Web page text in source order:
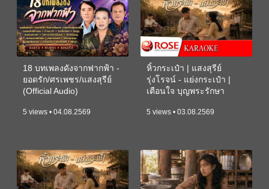
18 บทเพลงดังจากฟากฟ้า -
ยอดรัก/ศรเพชร/แสงสุรีย์
(Official Audio)
5 views • 04.08.2569
หิ้วกระเป๋า | แสงสุรีย์
รุ่งโรจน์ - แย่งกระเป๋า |
เตือนใจ บุญพระรักษา
5 views • 03.08.2569